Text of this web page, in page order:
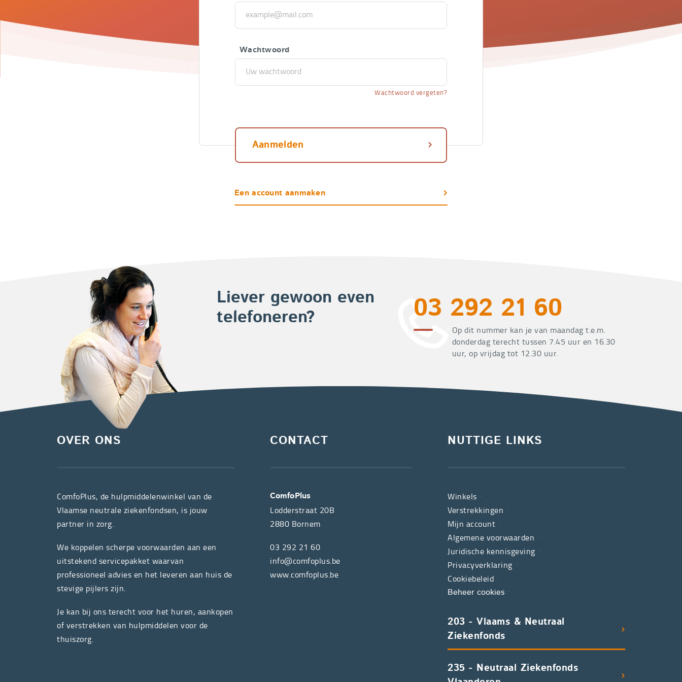
Een account aanmaken
Wachtwoord
Wachtwoord vergeten?
Aanmelden
Liever gewoon even
telefoneren?
03 292 21 60
Op dit nummer kan je van maandag t.e.m.
donderdag terecht tussen 7.45 uur en 16.30
uur, op vrijdag tot 12.30 uur.
OVER ONS
ComfoPlus, de hulpmiddelenwinkel van de
Vlaamse neutrale ziekenfondsen, is jouw
partner in zorg.
We koppelen scherpe voorwaarden aan een
uitstekend servicepakket waarvan
professioneel advies en het leveren aan huis de
stevige pijlers zijn.
Je kan bij ons terecht voor het huren, aankopen
of verstrekken van hulpmiddelen voor de
thuiszorg.
CONTACT
ComfoPlus
Lodderstraat 20B
2880 Bornem
03 292 21 60
info@comfoplus.be
www.comfoplus.be
NUTTIGE LINKS
Winkels
Verstrekkingen
Mijn account
Algemene voorwaarden
Juridische kennisgeving
Privacyverklaring
Cookiebeleid
Beheer cookies
203 - Vlaams & Neutraal
Ziekenfonds
235 - Neutraal Ziekenfonds